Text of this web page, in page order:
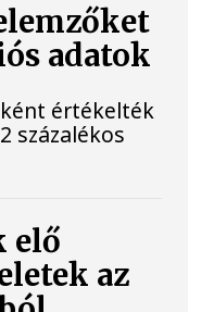
adatok
értékelték
százalékos
elő
az